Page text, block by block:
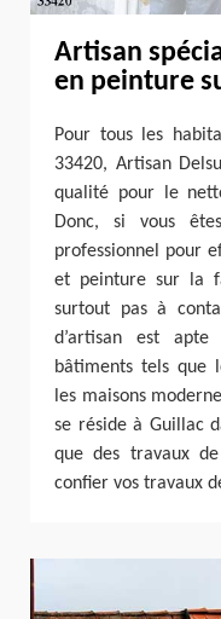
Artisan
en peinture
Pour tous les
33420, Artisan
qualité pour le
Donc, si vous
professionnel pour
et peinture sur la
surtout pas à
d’artisan est
bâtiments tels que
les maisons
se réside à Guillac
que des travaux
confier vos travaux